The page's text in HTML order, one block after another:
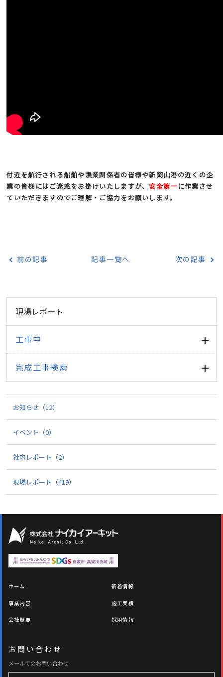
付近を航行される船舶や漁業関係者の皆様や新岡山港の近くの企
業の皆様にはご迷惑をお掛けいたしますが、 安全第一に作業させ
ていただきますのでご理解・ご協力をお願いします。
前の記事 記事一覧へ 次の記事
現場レポート
工事中
完成工事検索
お知らせ （12）
イベント （0）
社内レポート （2）
現場レポート （419）
ホーム 新着情報
事業内容 施工実績
会社概要 採用情報
お問い合わせ
メールでのお問い合わせ